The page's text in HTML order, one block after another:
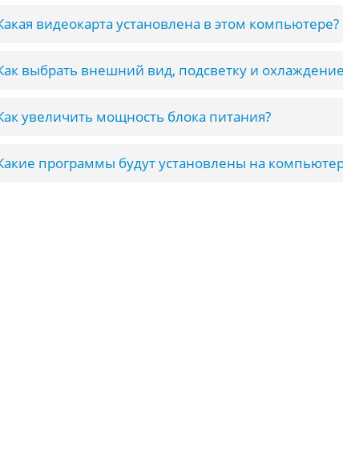
видеокарта установлена в этом компьютере?
выбрать внешний вид, подсветку и
увеличить мощность блока питания?
программы будут установлены на